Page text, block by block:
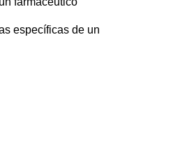
específicas de un